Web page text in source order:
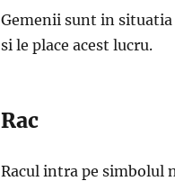
Gemenii sunt in situatia
si le place acest lucru.
Rac
Racul intra pe simbolul